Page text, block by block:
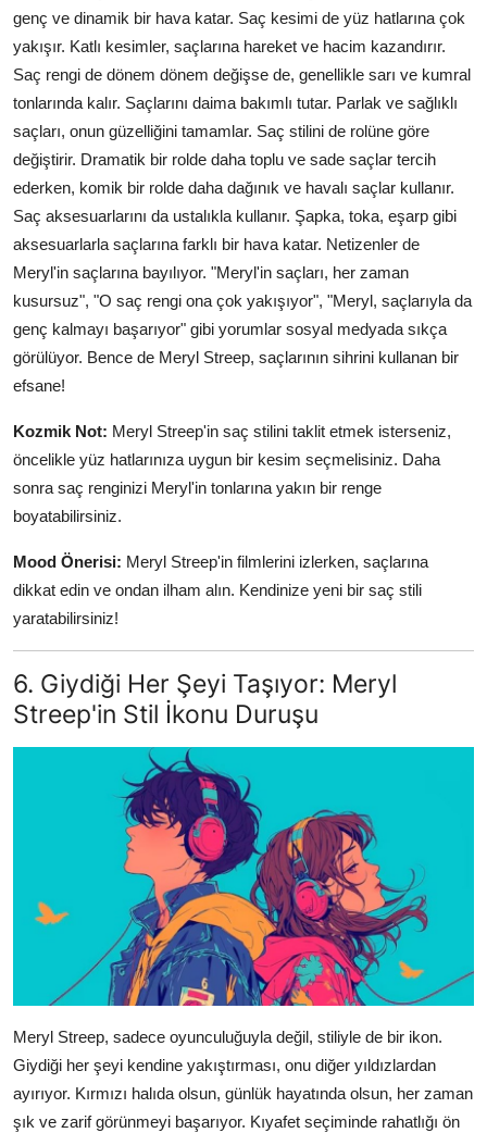
genç ve dinamik bir hava katar. Saç kesimi de yüz hatlarına çok
yakışır. Katlı kesimler, saçlarına hareket ve hacim kazandırır.
Saç rengi de dönem dönem değişse de, genellikle sarı ve kumral
tonlarında kalır. Saçlarını daima bakımlı tutar. Parlak ve sağlıklı
saçları, onun güzelliğini tamamlar. Saç stilini de rolüne göre
değiştirir. Dramatik bir rolde daha toplu ve sade saçlar tercih
ederken, komik bir rolde daha dağınık ve havalı saçlar kullanır.
Saç aksesuarlarını da ustalıkla kullanır. Şapka, toka, eşarp gibi
aksesuarlarla saçlarına farklı bir hava katar. Netizenler de
Meryl'in saçlarına bayılıyor. "Meryl'in saçları, her zaman
kusursuz", "O saç rengi ona çok yakışıyor", "Meryl, saçlarıyla da
genç kalmayı başarıyor" gibi yorumlar sosyal medyada sıkça
görülüyor. Bence de Meryl Streep, saçlarının sihrini kullanan bir
efsane!
Kozmik Not: Meryl Streep'in saç stilini taklit etmek isterseniz,
öncelikle yüz hatlarınıza uygun bir kesim seçmelisiniz. Daha
sonra saç renginizi Meryl'in tonlarına yakın bir renge
boyatabilirsiniz.
Mood Önerisi: Meryl Streep'in filmlerini izlerken, saçlarına
dikkat edin ve ondan ilham alın. Kendinize yeni bir saç stili
yaratabilirsiniz!
6. Giydiği Her Şeyi Taşıyor: Meryl
Streep'in Stil İkonu Duruşu
Meryl Streep, sadece oyunculuğuyla değil, stiliyle de bir ikon.
Giydiği her şeyi kendine yakıştırması, onu diğer yıldızlardan
ayırıyor. Kırmızı halıda olsun, günlük hayatında olsun, her zaman
şık ve zarif görünmeyi başarıyor. Kıyafet seçiminde rahatlığı ön